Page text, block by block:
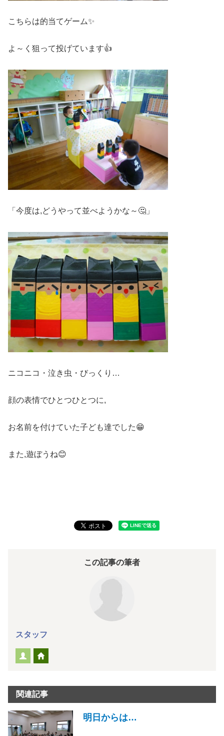
こちらは的当てゲーム✨
よ～く狙って投げています👍
「今度は,どうやって並べようかな～🤔」
ニコニコ・泣き虫・びっくり…
顔の表情でひとつひとつに,
お名前を付けていた子ども達でした😁
また,遊ぼうね😊
この記事の筆者
スタッフ
関連記事
明日からは…